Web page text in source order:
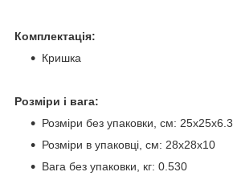
Комплектація:
Кришка
Розміри і вага:
Розміри без упаковки, см: 25x25x6.3
Розміри в упаковці, см: 28x28x10
Вага без упаковки, кг: 0.530